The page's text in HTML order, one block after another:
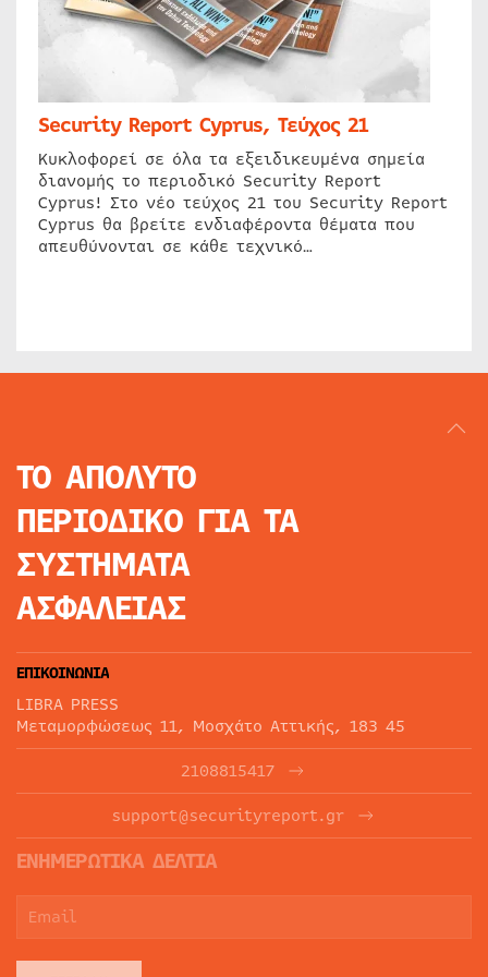
Security Report Cyprus, Τεύχος 21
Κυκλοφορεί σε όλα τα εξειδικευμένα σημεία
διανομής το περιοδικό Security Report
Cyprus! Στο νέο τεύχος 21 του Security Report
Cyprus θα βρείτε ενδιαφέροντα θέματα που
απευθύνονται σε κάθε τεχνικό…
ΤΟ ΑΠΟΛΥΤΟ
ΠΕΡΙΟΔΙΚΟ ΓΙΑ ΤΑ
ΣΥΣΤΗΜΑΤΑ
ΑΣΦΑΛΕΙΑΣ
ΕΠΙΚΟΙΝΩΝΙΑ
LIBRA PRESS
Μεταμορφώσεως 11, Μοσχάτο Αττικής, 183 45
2108815417
support@securityreport.gr
ΕΝΗΜΕΡΩΤΙΚΑ ΔΕΛΤΙΑ